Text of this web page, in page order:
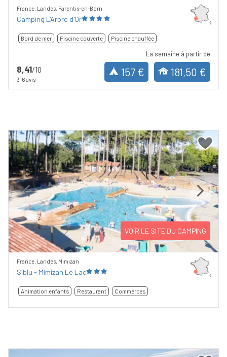
France, Landes, Parentis-en-Born
Camping L'Arbre d'Or
Bord de mer Piscine couverte Piscine chauffée
8,41/10
316 avis
La semaine à partir de
157 € 181,50 €
Previous Next
VOIR LE SITE DU CAMPING
France, Landes, Mimizan
Siblu - Mimizan Le Lac
Animation enfants Restaurant Commerces